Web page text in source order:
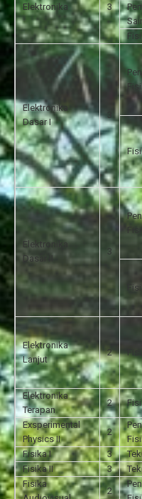
Elektronika 3
Elektronika
Dasar I
Elektronika
Dasar II
3
Elektronika
Lanjut
2
Elektronika
Terapan
2
Exsperimental
Physics II
2
Fisika I 3
Fisika II
3
Fisika
2